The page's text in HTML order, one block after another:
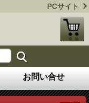
PCサイト
お問い合せ